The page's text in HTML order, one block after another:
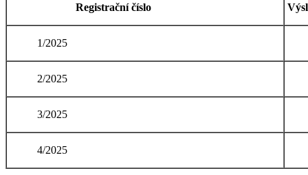
Registrační číslo
1/2025
2/2025
3/2025
4/2025